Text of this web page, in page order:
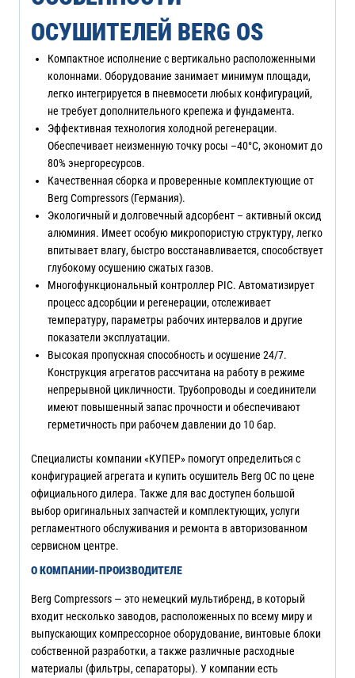
ОСУШИТЕЛЕЙ BERG OS
Компактное исполнение с вертикально расположенными
колоннами. Оборудование занимает минимум площади,
легко интегрируется в пневмосети любых конфигураций,
не требует дополнительного крепежа и фундамента.
Эффективная технология холодной регенерации.
Обеспечивает неизменную точку росы –40°C, экономит до
80% энергоресурсов.
Качественная сборка и проверенные комплектующие от
Berg Compressors (Германия).
Экологичный и долговечный адсорбент – активный оксид
алюминия. Имеет особую микропористую структуру, легко
впитывает влагу, быстро восстанавливается, способствует
глубокому осушению сжатых газов.
Многофункциональный контроллер PIC. Автоматизирует
процесс адсорбции и регенерации, отслеживает
температуру, параметры рабочих интервалов и другие
показатели эксплуатации.
Высокая пропускная способность и осушение 24/7.
Конструкция агрегатов рассчитана на работу в режиме
непрерывной цикличности. Трубопроводы и соединители
имеют повышенный запас прочности и обеспечивают
герметичность при рабочем давлении до 10 бар.
Специалисты компании «КУПЕР» помогут определиться с
конфигурацией агрегата и купить осушитель Berg OC по цене
официального дилера. Также для вас доступен большой
выбор оригинальных запчастей и комплектующих, услуги
регламентного обслуживания и ремонта в авторизованном
сервисном центре.
О КОМПАНИИ-ПРОИЗВОДИТЕЛЕ
Berg Compressors — это немецкий мультибренд, в который
входит несколько заводов, расположенных по всему миру и
выпускающих компрессорное оборудование, винтовые блоки
собственной разработки, а также различные расходные
материалы (фильтры, сепараторы). У компании есть